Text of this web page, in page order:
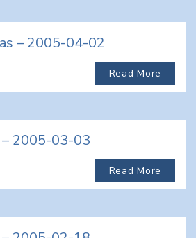
– 2005-04-02
Read More
2005-03-03
Read More